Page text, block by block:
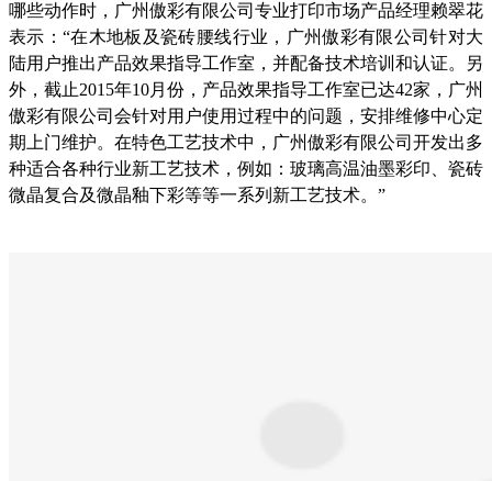
哪些动作时，广州傲彩有限公司专业打印市场产品经理赖翠花
表示：“在木地板及瓷砖腰线行业，广州傲彩有限公司针对大
陆用户推出产品效果指导工作室，并配备技术培训和认证。另
外，截止2015年10月份，产品效果指导工作室已达42家，广州
傲彩有限公司会针对用户使用过程中的问题，安排维修中心定
期上门维护。在特色工艺技术中，广州傲彩有限公司开发出多
种适合各种行业新工艺技术，例如：玻璃高温油墨彩印、瓷砖
微晶复合及微晶釉下彩等等一系列新工艺技术。”